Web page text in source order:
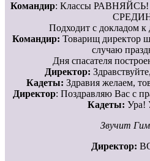
Командир: Классы
Подходит с докладом
Командир: Товарищ директор
случаю
Дня спасателя
Директор:
Кадеты: Здравия желаем,
Директор: Поздравляю Вас с
Кадеты: Ура!
Звучит
Директор: